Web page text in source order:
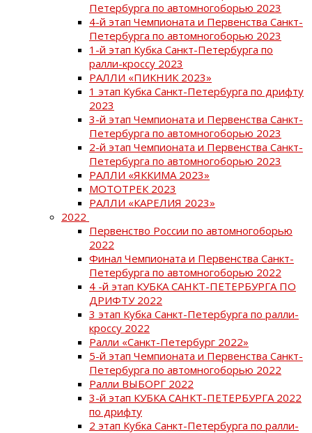
Петербурга по автомногоборью 2023
4-й этап Чемпионата и Первенства Санкт-
Петербурга по автомногоборью 2023
1-й этап Кубка Санкт-Петербурга по
ралли-кроссу 2023
РАЛЛИ «ПИКНИК 2023»
1 этап Кубка Санкт-Петербурга по дрифту
2023
3-й этап Чемпионата и Первенства Санкт-
Петербурга по автомногоборью 2023
2-й этап Чемпионата и Первенства Санкт-
Петербурга по автомногоборью 2023
РАЛЛИ «ЯККИМА 2023»
МОТОТРЕК 2023
РАЛЛИ «КАРЕЛИЯ 2023»
2022
Первенство России по автомногоборью
2022
Финал Чемпионата и Первенства Санкт-
Петербурга по автомногоборью 2022
4 -й этап КУБКА САНКТ-ПЕТЕРБУРГА ПО
ДРИФТУ 2022
3 этап Кубка Санкт-Петербурга по ралли-
кроссу 2022
Ралли «Санкт-Петербург 2022»
5-й этап Чемпионата и Первенства Санкт-
Петербурга по автомногоборью 2022
Ралли ВЫБОРГ 2022
3-й этап КУБКА САНКТ-ПЕТЕРБУРГА 2022
по дрифту
2 этап Кубка Санкт-Петербурга по ралли-